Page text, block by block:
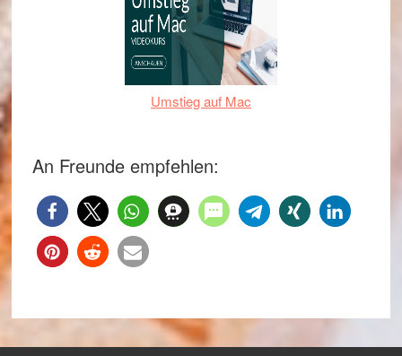
Umstieg auf Mac
An Freunde empfehlen: